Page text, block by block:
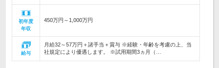
初年度
年収
450万円～1,000万円
給与
月給32～57万円＋諸手当＋賞与 ※経験・年齢を考慮の上、当
社規定により優遇します。 ※試用期間3ヵ月（…